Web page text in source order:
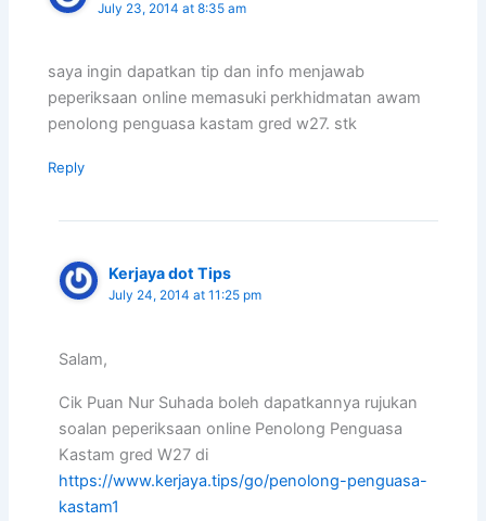
July 23, 2014 at 8:35 am
saya ingin dapatkan tip dan info menjawab
peperiksaan online memasuki perkhidmatan awam
penolong penguasa kastam gred w27. stk
Reply
Kerjaya dot Tips
July 24, 2014 at 11:25 pm
Salam,
Cik Puan Nur Suhada boleh dapatkannya rujukan
soalan peperiksaan online Penolong Penguasa
Kastam gred W27 di
https://www.kerjaya.tips/go/penolong-penguasa-
kastam1